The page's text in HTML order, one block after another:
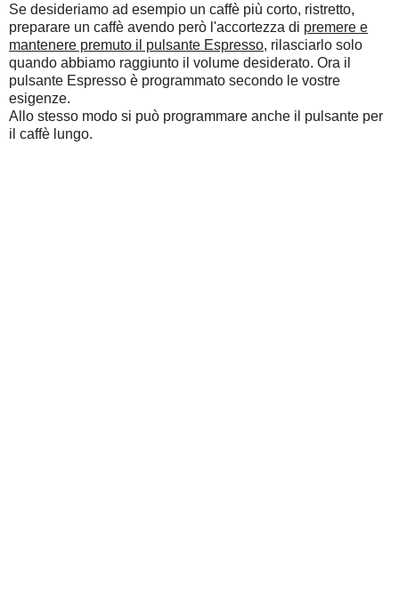
Se desideriamo ad esempio un caffè più corto, ristretto,
preparare un caffè avendo però l'accortezza di premere e
mantenere premuto il pulsante Espresso, rilasciarlo solo
quando abbiamo raggiunto il volume desiderato. Ora il
pulsante Espresso è programmato secondo le vostre
esigenze.
Allo stesso modo si può programmare anche il pulsante per
il caffè lungo.